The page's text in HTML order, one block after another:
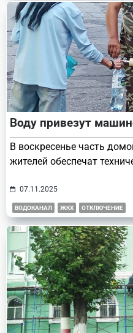
Воду привезут
В воскресенье часть
жителей обеспечат
07.11.2025
ВОДОКАНАЛ ЖКХ ОТКЛЮЧЕНИЕ